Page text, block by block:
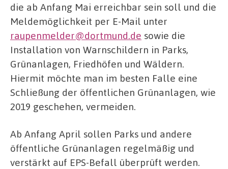
die ab Anfang Mai erreichbar sein soll und die
Meldemöglichkeit per E-Mail unter
raupenmelder@dortmund.de sowie die
Installation von Warnschildern in Parks,
Grünanlagen, Friedhöfen und Wäldern.
Hiermit möchte man im besten Falle eine
Schließung der öffentlichen Grünanlagen, wie
2019 geschehen, vermeiden.
Ab Anfang April sollen Parks und andere
öffentliche Grünanlagen regelmäßig und
verstärkt auf EPS-Befall überprüft werden.